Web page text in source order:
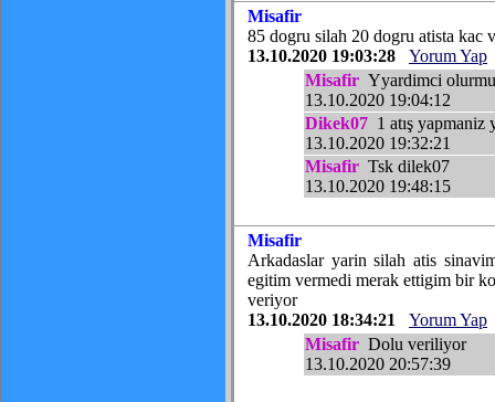
Misafir
85 dogru silah 20 dogru atista kac
13.10.2020 19:03:28
Yorum Yap
Misafir Yyardimci
13.10.2020 19:04:12
Dikek07 1 atış yapmaniz
13.10.2020 19:32:21
Misafir Tsk dilek07
13.10.2020 19:48:15
Misafir
Arkadaslar yarin silah atis
egitim vermedi merak ettigim bir
veriyor
13.10.2020 18:34:21
Yorum Yap
Misafir Dolu veriliyor
13.10.2020 20:57:39